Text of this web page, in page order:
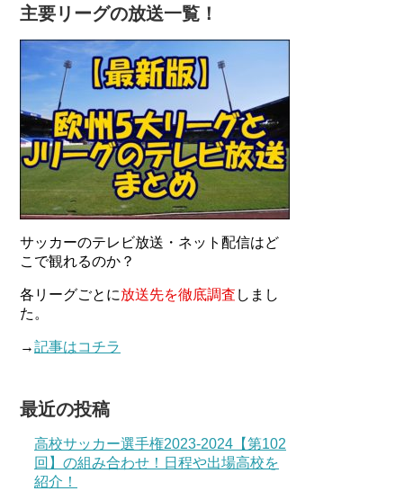
主要リーグの放送一覧！
サッカーのテレビ放送・ネット配信はど
こで観れるのか？
各リーグごとに放送先を徹底調査 しまし
た。
→記事はコチラ
最近の投稿
高校サッカー選手権2023-2024【第102
回】の組み合わせ！日程や出場高校を
紹介！